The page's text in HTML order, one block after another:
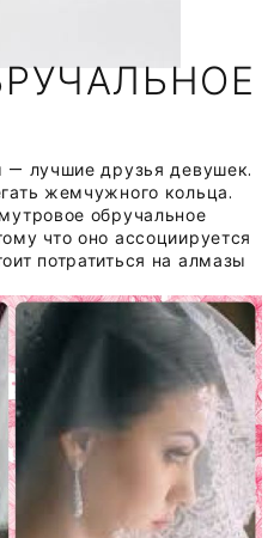
— лучшие друзья девушек.
жемчужного кольца.
обручальное
что оно ассоциируется
потратиться на алмазы